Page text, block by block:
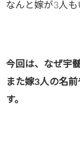
なんと嫁が3人も
今回は、なぜ宇
また嫁3人の名
す。